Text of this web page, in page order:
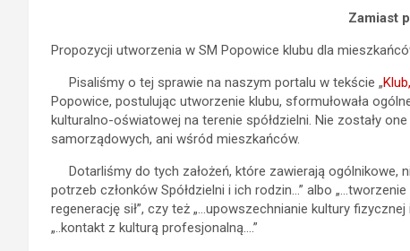
Zamiast
Propozycji utworzenia w SM Popowice klubu dla
Pisaliśmy o tej sprawie na naszym portalu w tekście „
Popowice, postulując utworzenie klubu, sformułowała
kulturalno-oświatowej na terenie spółdzielni. Nie zostały
samorządowych, ani wśród mieszkańców.
Dotarliśmy do tych założeń, które zawierają ogólnikowe,
potrzeb członków Spółdzielni i ich rodzin…” albo
regenerację sił”, czy też „…upowszechnianie kultury
„..kontakt z kulturą profesjonalną….”